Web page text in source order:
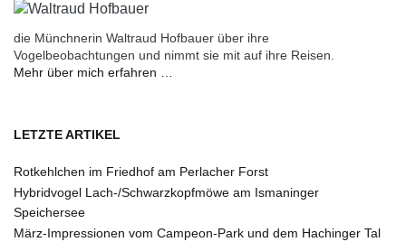
die Münchnerin Waltraud Hofbauer über ihre
Vogelbeobachtungen und nimmt sie mit auf ihre Reisen.
Mehr über mich erfahren …
LETZTE ARTIKEL
Rotkehlchen im Friedhof am Perlacher Forst
Hybridvogel Lach-/Schwarzkopfmöwe am Ismaninger
Speichersee
März-Impressionen vom Campeon-Park und dem Hachinger Tal